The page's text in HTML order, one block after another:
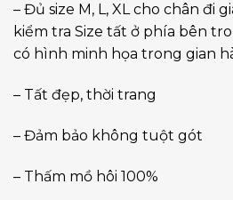
– Đủ size M, L, XL cho chân đi
kiểm tra Size tất ở phía bên
có hình minh họa trong gian
– Tất đẹp, thời trang
– Đảm bảo không tuột gót
– Thấm mồ hôi 100%